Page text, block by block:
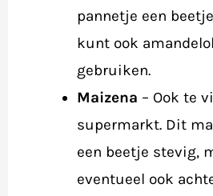
pannetje een
kunt ook
gebruiken.
Maizena – Ook te
supermarkt. Dit
een beetje stevig,
eventueel ook